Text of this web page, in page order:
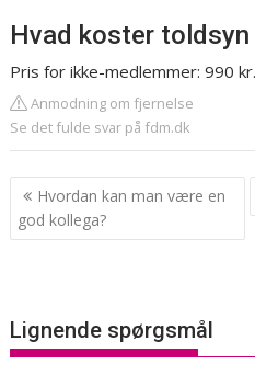
Hvad koster toldsyn
Pris for ikke-medlemmer: 990
Anmodning om fjernelse
Se det fulde svar på fdm.dk
Indlægsnavigation
Hvordan kan man være en
god kollega?
Lignende spørgsmål